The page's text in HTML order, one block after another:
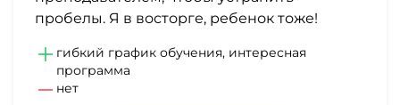
пробелы. Я в восторге, ребенок тоже!
гибкий график обучения, интересная
программа
нет